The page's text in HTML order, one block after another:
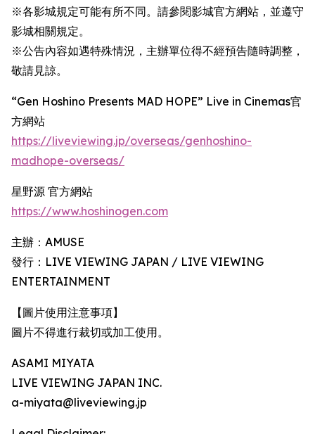
※各影城規定可能有所不同。請參閱影城官方網站，並遵守
影城相關規定。
※公告內容如遇特殊情況，主辦單位得不經預告隨時調整，
敬請見諒。
“Gen Hoshino Presents MAD HOPE” Live in Cinemas官
方網站
https://liveviewing.jp/overseas/genhoshino-
madhope-overseas/
星野源 官方網站
https://www.hoshinogen.com
主辦：AMUSE
發行：LIVE VIEWING JAPAN / LIVE VIEWING
ENTERTAINMENT
【圖片使用注意事項】
圖片不得進行裁切或加工使用。
ASAMI MIYATA
LIVE VIEWING JAPAN INC.
a-miyata@liveviewing.jp